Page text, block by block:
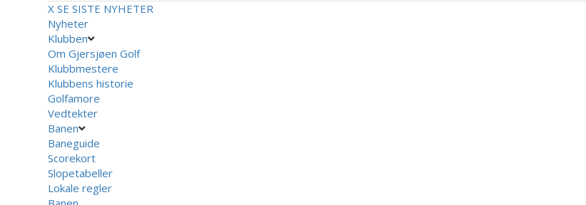
X SE SISTE NYHETER
Nyheter
Klubben
Om Gjersjøen Golf
Klubbmestere
Klubbens historie
Golfamore
Vedtekter
Banen
Baneguide
Scorekort
Slopetabeller
Lokale regler